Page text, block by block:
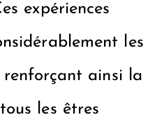
expériences
les
renforçant ainsi la
les êtres